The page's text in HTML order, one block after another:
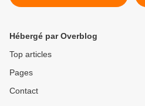
Hébergé par Overblog
Top articles
Pages
Contact